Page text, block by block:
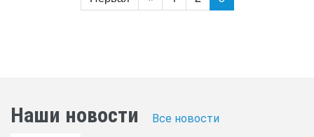
Наши новости Все новости